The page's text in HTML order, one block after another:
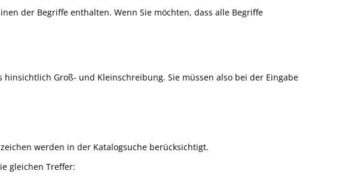
der Begriffe enthalten. Wenn Sie möchten, dass alle Begriffe
Groß- und Kleinschreibung. Sie müssen also bei der Eingabe
werden in der Katalogsuche berücksichtigt.
gleichen Treffer: